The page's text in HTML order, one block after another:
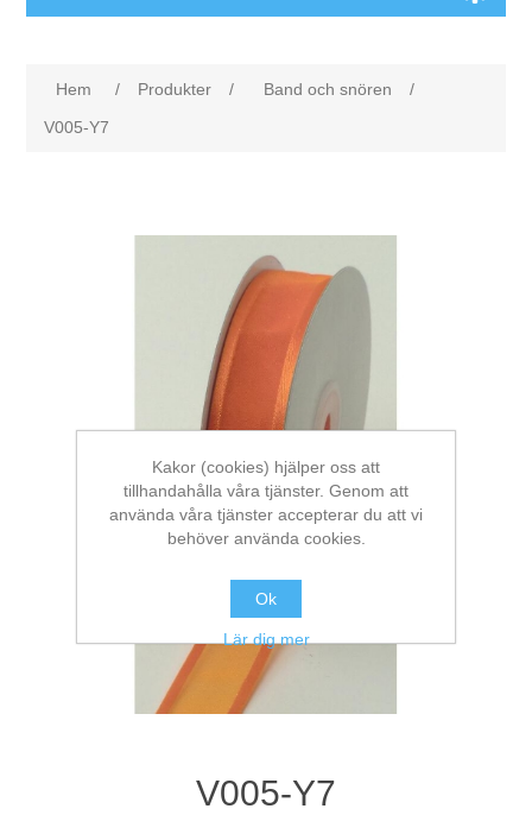
Hem / Produkter / Band och snören
/
V005-Y7
V005-Y7
Kakor (cookies) hjälper oss att
tillhandahålla våra tjänster. Genom att
använda våra tjänster accepterar du att vi
behöver använda cookies.
Ok
Lär dig mer